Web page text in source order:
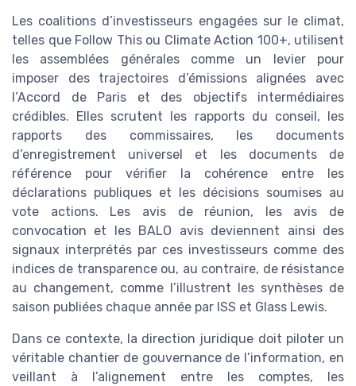
Les coalitions d’investisseurs engagées sur le climat,
telles que Follow This ou Climate Action 100+, utilisent
les assemblées générales comme un levier pour
imposer des trajectoires d’émissions alignées avec
l’Accord de Paris et des objectifs intermédiaires
crédibles. Elles scrutent les rapports du conseil, les
rapports des commissaires, les documents
d’enregistrement universel et les documents de
référence pour vérifier la cohérence entre les
déclarations publiques et les décisions soumises au
vote actions. Les avis de réunion, les avis de
convocation et les BALO avis deviennent ainsi des
signaux interprétés par ces investisseurs comme des
indices de transparence ou, au contraire, de résistance
au changement, comme l’illustrent les synthèses de
saison publiées chaque année par ISS et Glass Lewis.
Dans ce contexte, la direction juridique doit piloter un
véritable chantier de gouvernance de l’information, en
veillant à l’alignement entre les comptes, les